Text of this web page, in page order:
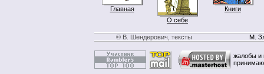
Главная
О себе
Книги
© В. Шендерович, тексты М.
жалобы и